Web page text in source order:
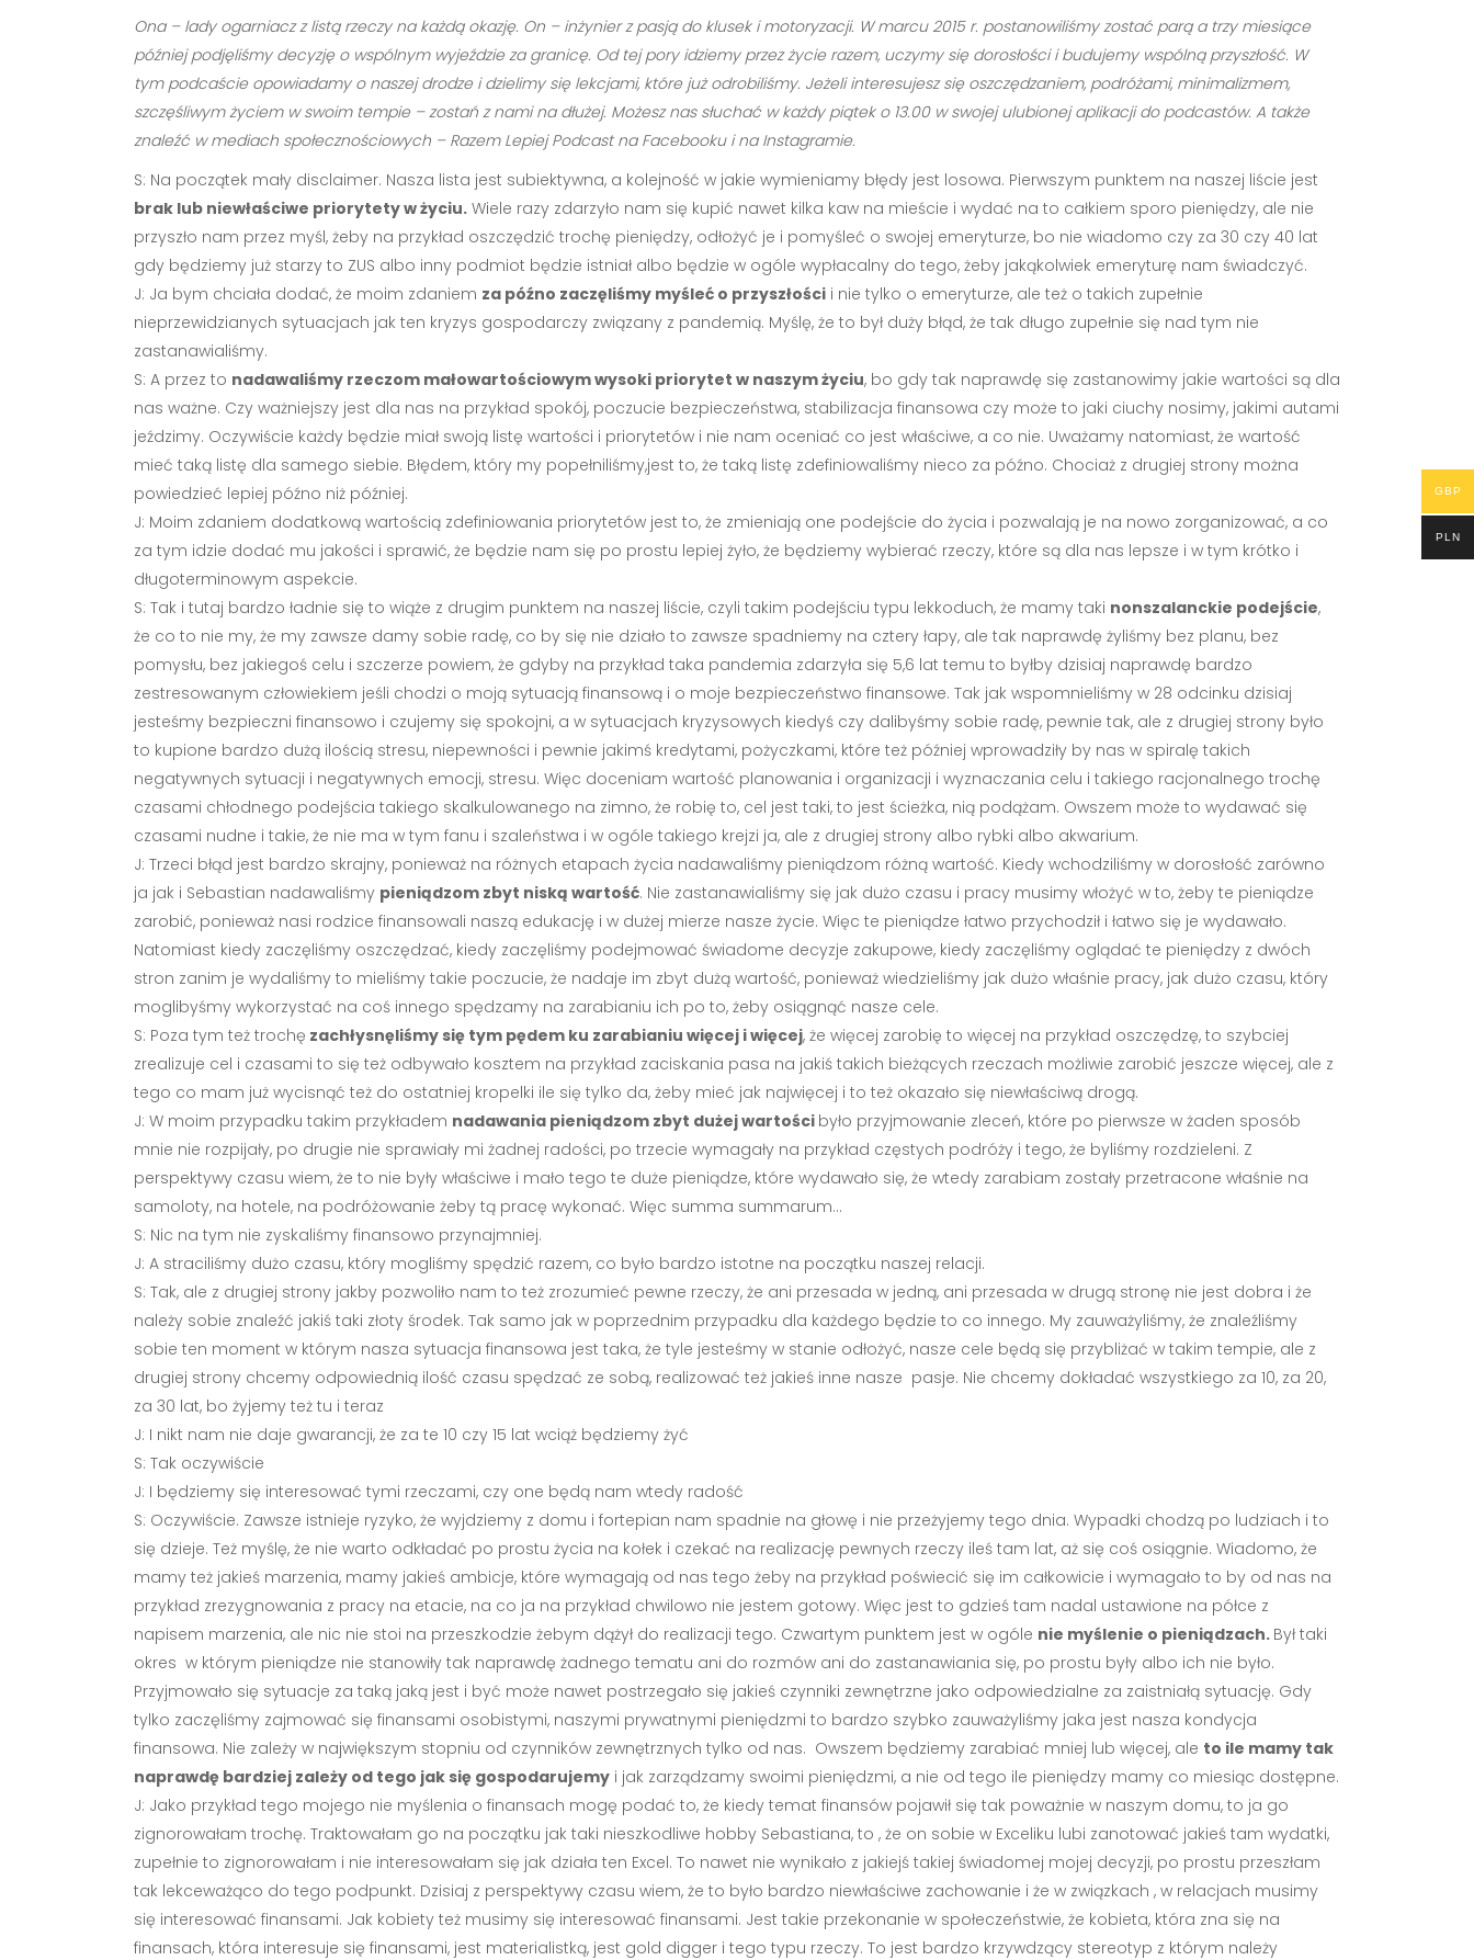
Ona – lady ogarniacz z listą rzeczy na każdą okazję. On – inżynier z pasją do klusek i motoryzacji. W marcu 2015 r. postanowiliśmy zostać parą a trzy miesiące
później podjęliśmy decyzję o wspólnym wyjeździe za granicę. Od tej pory idziemy przez życie razem, uczymy się dorosłości i budujemy wspólną przyszłość. W
tym podcaście opowiadamy o naszej drodze i dzielimy się lekcjami, które już odrobiliśmy. Jeżeli interesujesz się oszczędzaniem, podróżami, minimalizmem,
szczęśliwym życiem w swoim tempie – zostań z nami na dłużej. Możesz nas słuchać w każdy piątek o 13.00 w swojej ulubionej aplikacji do podcastów. A także
znaleźć w mediach społecznościowych – Razem Lepiej Podcast na Facebooku i na Instagramie.
S: Na początek mały disclaimer. Nasza lista jest subiektywna, a kolejność w jakie wymieniamy błędy jest losowa. Pierwszym punktem na naszej liście jest
brak lub niewłaściwe priorytety w życiu. Wiele razy zdarzyło nam się kupić nawet kilka kaw na mieście i wydać na to całkiem sporo pieniędzy, ale nie
przyszło nam przez myśl, żeby na przykład oszczędzić trochę pieniędzy, odłożyć je i pomyśleć o swojej emeryturze, bo nie wiadomo czy za 30 czy 40 lat
gdy będziemy już starzy to ZUS albo inny podmiot będzie istniał albo będzie w ogóle wypłacalny do tego, żeby jakąkolwiek emeryturę nam świadczyć.
J: Ja bym chciała dodać, że moim zdaniem za późno zaczęliśmy myśleć o przyszłości i nie tylko o emeryturze, ale też o takich zupełnie
nieprzewidzianych sytuacjach jak ten kryzys gospodarczy związany z pandemią. Myślę, że to był duży błąd, że tak długo zupełnie się nad tym nie
zastanawialiśmy.
S: A przez to nadawaliśmy rzeczom małowartościowym wysoki priorytet w naszym życiu, bo gdy tak naprawdę się zastanowimy jakie wartości są dla
nas ważne. Czy ważniejszy jest dla nas na przykład spokój, poczucie bezpieczeństwa, stabilizacja finansowa czy może to jaki ciuchy nosimy, jakimi autami
jeździmy. Oczywiście każdy będzie miał swoją listę wartości i priorytetów i nie nam oceniać co jest właściwe, a co nie. Uważamy natomiast, że wartość
mieć taką listę dla samego siebie. Błędem, który my popełniliśmy,jest to, że taką listę zdefiniowaliśmy nieco za późno. Chociaż z drugiej strony można
powiedzieć lepiej późno niż później.
J: Moim zdaniem dodatkową wartością zdefiniowania priorytetów jest to, że zmieniają one podejście do życia i pozwalają je na nowo zorganizować, a co
za tym idzie dodać mu jakości i sprawić, że będzie nam się po prostu lepiej żyło, że będziemy wybierać rzeczy, które są dla nas lepsze i w tym krótko i
długoterminowym aspekcie.
S: Tak i tutaj bardzo ładnie się to wiąże z drugim punktem na naszej liście, czyli takim podejściu typu lekkoduch, że mamy taki nonszalanckie podejście,
że co to nie my, że my zawsze damy sobie radę, co by się nie działo to zawsze spadniemy na cztery łapy, ale tak naprawdę żyliśmy bez planu, bez
pomysłu, bez jakiegoś celu i szczerze powiem, że gdyby na przykład taka pandemia zdarzyła się 5,6 lat temu to byłby dzisiaj naprawdę bardzo
zestresowanym człowiekiem jeśli chodzi o moją sytuacją finansową i o moje bezpieczeństwo finansowe. Tak jak wspomnieliśmy w 28 odcinku dzisiaj
jesteśmy bezpieczni finansowo i czujemy się spokojni, a w sytuacjach kryzysowych kiedyś czy dalibyśmy sobie radę, pewnie tak, ale z drugiej strony było
to kupione bardzo dużą ilością stresu, niepewności i pewnie jakimś kredytami, pożyczkami, które też później wprowadziły by nas w spiralę takich
negatywnych sytuacji i negatywnych emocji, stresu. Więc doceniam wartość planowania i organizacji i wyznaczania celu i takiego racjonalnego trochę
czasami chłodnego podejścia takiego skalkulowanego na zimno, że robię to, cel jest taki, to jest ścieżka, nią podążam. Owszem może to wydawać się
czasami nudne i takie, że nie ma w tym fanu i szaleństwa i w ogóle takiego krejzi ja, ale z drugiej strony albo rybki albo akwarium.
J: Trzeci błąd jest bardzo skrajny, ponieważ na różnych etapach życia nadawaliśmy pieniądzom różną wartość. Kiedy wchodziliśmy w dorosłość zarówno
ja jak i Sebastian nadawaliśmy pieniądzom zbyt niską wartość. Nie zastanawialiśmy się jak dużo czasu i pracy musimy włożyć w to, żeby te pieniądze
zarobić, ponieważ nasi rodzice finansowali naszą edukację i w dużej mierze nasze życie. Więc te pieniądze łatwo przychodził i łatwo się je wydawało.
Natomiast kiedy zaczęliśmy oszczędzać, kiedy zaczęliśmy podejmować świadome decyzje zakupowe, kiedy zaczęliśmy oglądać te pieniędzy z dwóch
stron zanim je wydaliśmy to mieliśmy takie poczucie, że nadaje im zbyt dużą wartość, ponieważ wiedzieliśmy jak dużo właśnie pracy, jak dużo czasu, który
moglibyśmy wykorzystać na coś innego spędzamy na zarabianiu ich po to, żeby osiągnąć nasze cele.
S: Poza tym też trochę zachłysnęliśmy się tym pędem ku zarabianiu więcej i więcej, że więcej zarobię to więcej na przykład oszczędzę, to szybciej
zrealizuje cel i czasami to się też odbywało kosztem na przykład zaciskania pasa na jakiś takich bieżących rzeczach możliwie zarobić jeszcze więcej, ale z
tego co mam już wycisnąć też do ostatniej kropelki ile się tylko da, żeby mieć jak najwięcej i to też okazało się niewłaściwą drogą.
J: W moim przypadku takim przykładem nadawania pieniądzom zbyt dużej wartości było przyjmowanie zleceń, które po pierwsze w żaden sposób
mnie nie rozpijały, po drugie nie sprawiały mi żadnej radości, po trzecie wymagały na przykład częstych podróży i tego, że byliśmy rozdzieleni. Z
perspektywy czasu wiem, że to nie były właściwe i mało tego te duże pieniądze, które wydawało się, że wtedy zarabiam zostały przetracone właśnie na
samoloty, na hotele, na podróżowanie żeby tą pracę wykonać. Więc summa summarum…
S: Nic na tym nie zyskaliśmy finansowo przynajmniej.
J: A straciliśmy dużo czasu, który mogliśmy spędzić razem, co było bardzo istotne na początku naszej relacji.
S: Tak, ale z drugiej strony jakby pozwoliło nam to też zrozumieć pewne rzeczy, że ani przesada w jedną, ani przesada w drugą stronę nie jest dobra i że
należy sobie znaleźć jakiś taki złoty środek. Tak samo jak w poprzednim przypadku dla każdego będzie to co innego. My zauważyliśmy, że znaleźliśmy
sobie ten moment w którym nasza sytuacja finansowa jest taka, że tyle jesteśmy w stanie odłożyć, nasze cele będą się przybliżać w takim tempie, ale z
drugiej strony chcemy odpowiednią ilość czasu spędzać ze sobą, realizować też jakieś inne nasze pasje. Nie chcemy dokładać wszystkiego za 10, za 20,
za 30 lat, bo żyjemy też tu i teraz
J: I nikt nam nie daje gwarancji, że za te 10 czy 15 lat wciąż będziemy żyć
S: Tak oczywiście
J: I będziemy się interesować tymi rzeczami, czy one będą nam wtedy radość
S: Oczywiście. Zawsze istnieje ryzyko, że wyjdziemy z domu i fortepian nam spadnie na głowę i nie przeżyjemy tego dnia. Wypadki chodzą po ludziach i to
się dzieje. Też myślę, że nie warto odkładać po prostu życia na kołek i czekać na realizację pewnych rzeczy ileś tam lat, aż się coś osiągnie. Wiadomo, że
mamy też jakieś marzenia, mamy jakieś ambicje, które wymagają od nas tego żeby na przykład poświecić się im całkowicie i wymagało to by od nas na
przykład zrezygnowania z pracy na etacie, na co ja na przykład chwilowo nie jestem gotowy. Więc jest to gdzieś tam nadal ustawione na półce z
napisem marzenia, ale nic nie stoi na przeszkodzie żebym dążył do realizacji tego. Czwartym punktem jest w ogóle nie myślenie o pieniądzach. Był taki
okres w którym pieniądze nie stanowiły tak naprawdę żadnego tematu ani do rozmów ani do zastanawiania się, po prostu były albo ich nie było.
Przyjmowało się sytuacje za taką jaką jest i być może nawet postrzegało się jakieś czynniki zewnętrzne jako odpowiedzialne za zaistniałą sytuację. Gdy
tylko zaczęliśmy zajmować się finansami osobistymi, naszymi prywatnymi pieniędzmi to bardzo szybko zauważyliśmy jaka jest nasza kondycja
finansowa. Nie zależy w największym stopniu od czynników zewnętrznych tylko od nas. Owszem będziemy zarabiać mniej lub więcej, ale to ile mamy tak
naprawdę bardziej zależy od tego jak się gospodarujemy i jak zarządzamy swoimi pieniędzmi, a nie od tego ile pieniędzy mamy co miesiąc dostępne.
J: Jako przykład tego mojego nie myślenia o finansach mogę podać to, że kiedy temat finansów pojawił się tak poważnie w naszym domu, to ja go
zignorowałam trochę. Traktowałam go na początku jak taki nieszkodliwe hobby Sebastiana, to , że on sobie w Exceliku lubi zanotować jakieś tam wydatki,
zupełnie to zignorowałam i nie interesowałam się jak działa ten Excel. To nawet nie wynikało z jakiejś takiej świadomej mojej decyzji, po prostu przeszłam
tak lekceważąco do tego podpunkt. Dzisiaj z perspektywy czasu wiem, że to było bardzo niewłaściwe zachowanie i że w związkach , w relacjach musimy
się interesować finansami. Jak kobiety też musimy się interesować finansami. Jest takie przekonanie w społeczeństwie, że kobieta, która zna się na
finansach, która interesuje się finansami, jest materialistką, jest gold digger i tego typu rzeczy. To jest bardzo krzywdzący stereotyp z którym należy
GBP
PLN